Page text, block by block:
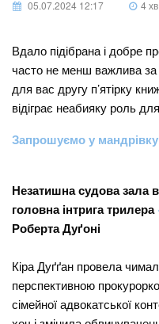
05.07.2024 12:17 4
Вдало підібрана і добре
часто не менш важлива за
для вас другу п’ятірку
відіграє неабияку роль
Запрошуємо у
Незатишна судова зала
головна інтрига трилера
Роберта Дуґоні
Кіра Дуґґан провела
перспективною
сімейної адвокатської